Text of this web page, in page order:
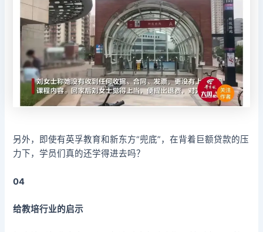
另外，即使有英孚教育和新东方“兜底”，在背着巨额贷款的压
力下，学员们真的还学得进去吗？
04
给教培行业的启示